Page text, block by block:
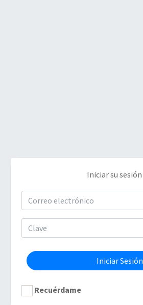
Iniciar su sesión
Iniciar Sesión
Recuérdame